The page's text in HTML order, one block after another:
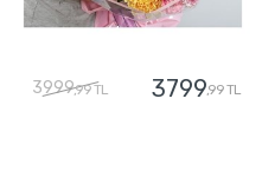
3999,99 TL 3799,99 TL